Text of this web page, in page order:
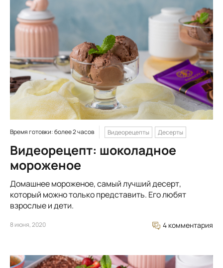
Время готовки: более 2 часов Видеорецепты Десерты
Видеорецепт: шоколадное
мороженое
Домашнее мороженое, самый лучший десерт,
который можно только представить. Его любят
взрослые и дети.
8 июня, 2020 4 комментария